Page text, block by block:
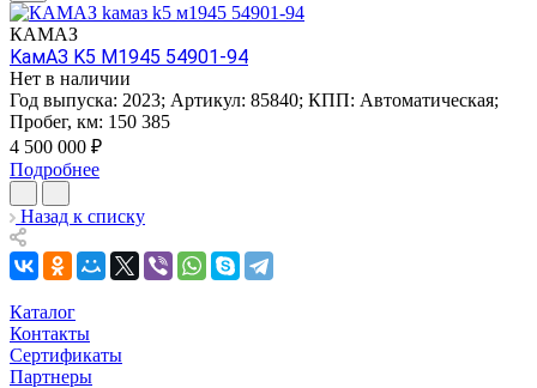
КАМАЗ
KамАЗ K5 М1945 54901-94
Нет в наличии
Год выпуска: 2023; Артикул: 85840; КПП: Автоматическая;
Пробег, км: 150 385
4 500 000 ₽
Подробнее
Назад к списку
Каталог
Контакты
Сертификаты
Партнеры